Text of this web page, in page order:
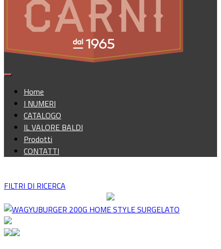
Home
I NUMERI
CATALOGO
IL VALORE BALDI
Prodotti
CONTATTI
FILTRI DI RICERCA